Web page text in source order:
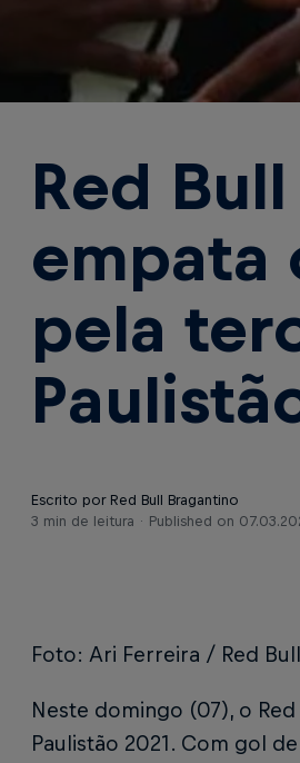
Red
empata
pela
Escrito por Red Bull Bragantino
3 min de leitura
Published on
Foto: Ari Ferreira / Red
Neste domingo (07), o
Paulistão 2021. Com gol